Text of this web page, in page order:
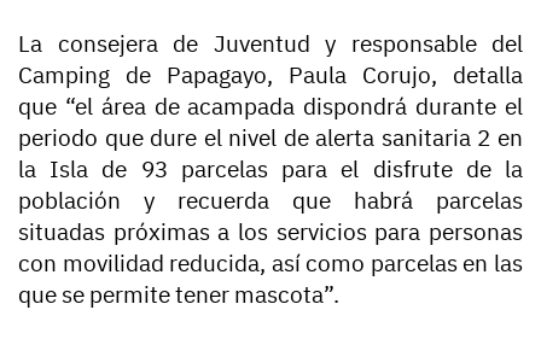
La consejera de Juventud y responsable del
Camping de Papagayo, Paula Corujo, detalla
que “el área de acampada dispondrá durante el
periodo que dure el nivel de alerta sanitaria 2 en
la Isla de 93 parcelas para el disfrute de la
población y recuerda que habrá parcelas
situadas próximas a los servicios para personas
con movilidad reducida, así como parcelas en las
que se permite tener mascota”.